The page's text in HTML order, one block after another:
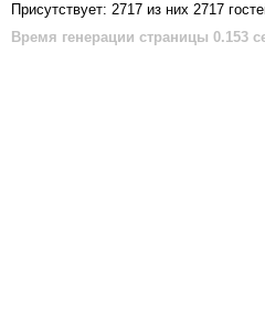
Присутствует: 2717 из них 2717
Время генерации страницы 0.153